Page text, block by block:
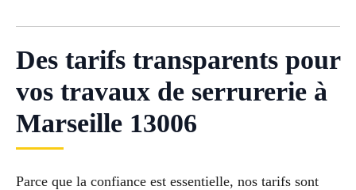
Des tarifs transparents pour
vos travaux de serrurerie à
Marseille 13006
Parce que la confiance est essentielle, nos tarifs sont